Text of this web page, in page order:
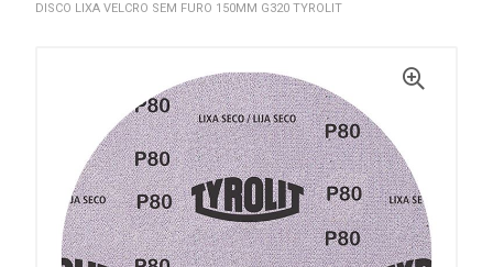
DISCO LIXA VELCRO SEM FURO 150MM G320 TYROLIT